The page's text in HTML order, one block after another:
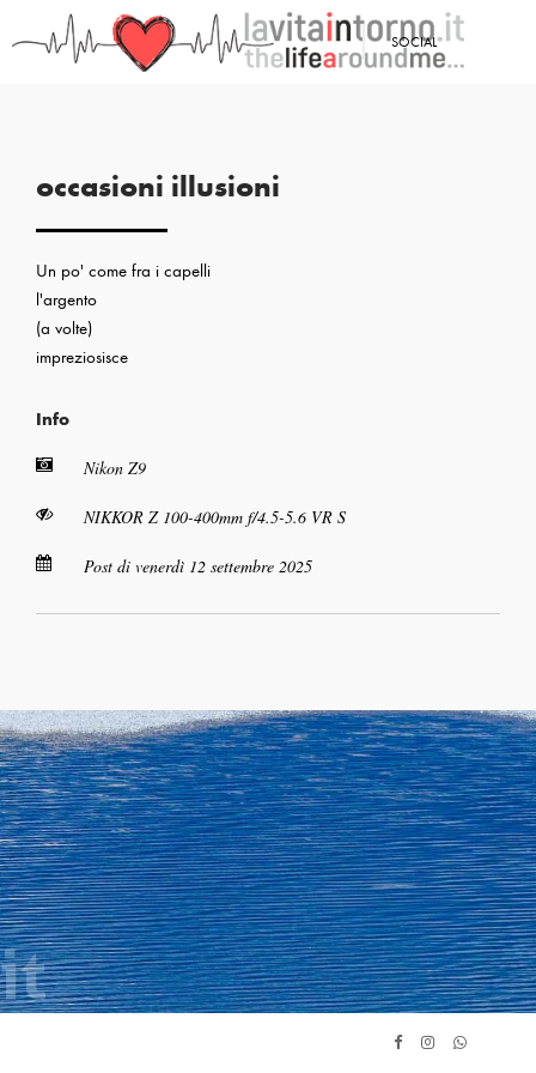
SOCIAL
occasioni illusioni
Un po' come fra i capelli
l'argento
(a volte)
impreziosisce
Info
Nikon Z9
NIKKOR Z 100-400mm f/4.5-5.6 VR S
Post di venerdì 12 settembre 2025